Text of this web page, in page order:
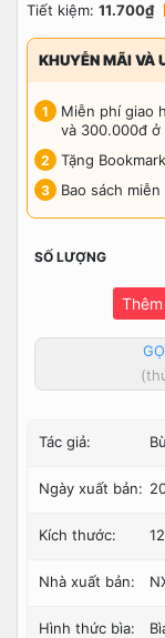
Tiết kiệm: 11.700₫
KHUYỄN MÃI VÀ
Miễn phí giao
và 300.000đ ở
Tặng
Bao sách
SỐ LƯỢNG
Tác giả:
Ngày xuất bản:
Kích thước:
Nhà xuất bản:
Hình thức bìa: